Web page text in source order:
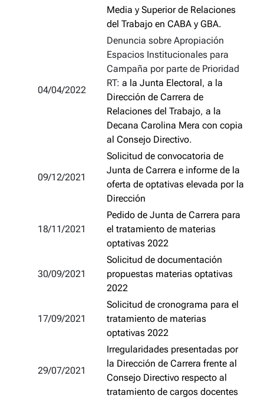
Media y Superior de Relaciones
del Trabajo en CABA y GBA.
04/04/2022
Denuncia sobre Apropiación
Espacios Institucionales para
Campaña por parte de Prioridad
RT: a la Junta Electoral, a la
Dirección de Carrera de
Relaciones del Trabajo, a la
Decana Carolina Mera con copia
al Consejo Directivo.
09/12/2021
Solicitud de convocatoria de
Junta de Carrera e informe de la
oferta de optativas elevada por la
Dirección
18/11/2021
Pedido de Junta de Carrera para
el tratamiento de materias
optativas 2022
30/09/2021
Solicitud de documentación
propuestas materias optativas
2022
17/09/2021
Solicitud de cronograma para el
tratamiento de materias
optativas 2022
29/07/2021
Irregularidades presentadas por
la Dirección de Carrera frente al
Consejo Directivo respecto al
tratamiento de cargos docentes